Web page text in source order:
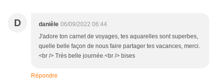
D danièle 06/09/2022 06:44
J'adore ton carnet de voyages, tes aquarelles sont superbes,
quelle belle façon de nous faire partager tes vacances, merci.
<br /> Très belle journée.<br /> bises
Répondre